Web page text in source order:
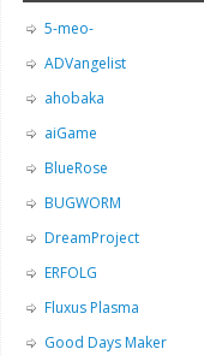
5-meo-
ADVangelist
ahobaka
aiGame
BlueRose
BUGWORM
DreamProject
ERFOLG
Fluxus Plasma
Good Days Maker